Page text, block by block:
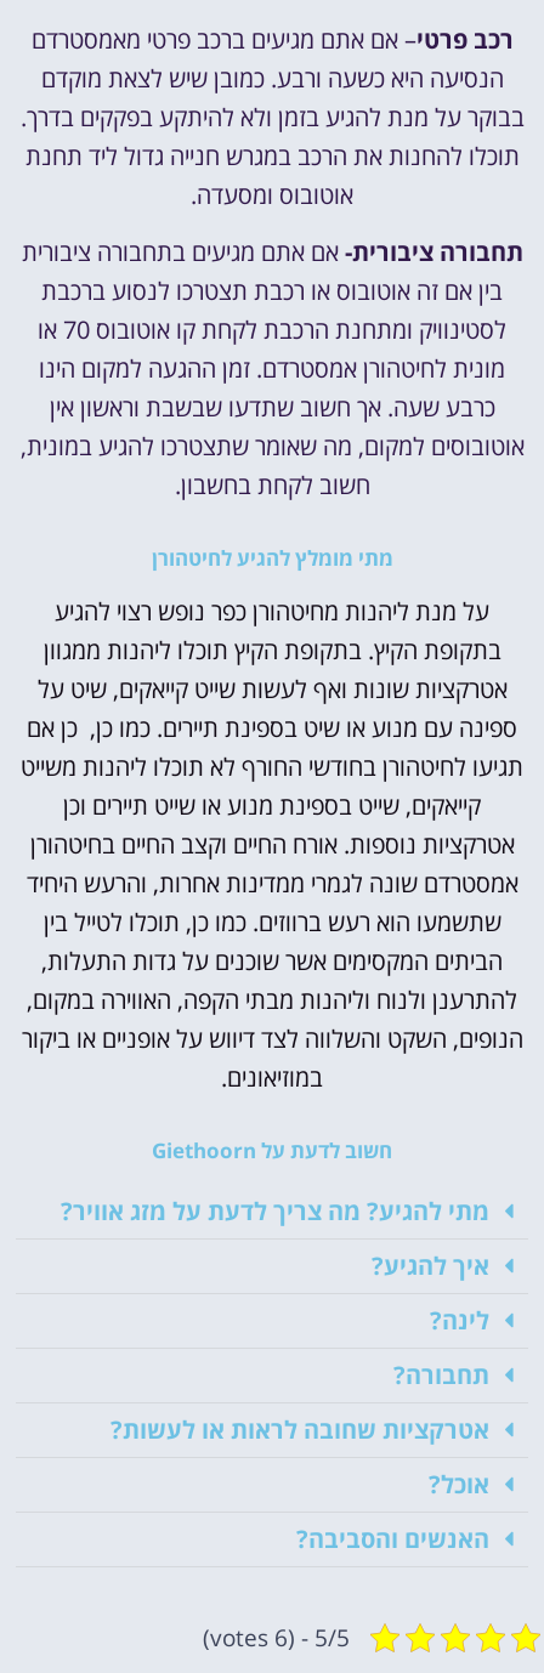
רכב פרטי– אם אתם מגיעים ברכב פרטי מאמסטרדם
הנסיעה היא כשעה ורבע. כמובן שיש לצאת מוקדם
בבוקר על מנת להגיע בזמן ולא להיתקע בפקקים בדרך.
תוכלו להחנות את הרכב במגרש חנייה גדול ליד תחנת
אוטובוס ומסעדה.
תחבורה ציבורית-אם אתם מגיעים בתחבורה ציבורית
בין אם זה אוטובוס או רכבת תצטרכו לנסוע ברכבת
לסטינוויק ומתחנת הרכבת לקחת קו אוטובוס 70 או
מונית לחיטהורן אמסטרדם. זמן ההגעה למקום הינו
כרבע שעה. אך חשוב שתדעו שבשבת וראשון אין
אוטובוסים למקום, מה שאומר שתצטרכו להגיע במונית,
חשוב לקחת בחשבון.
מתי מומלץ להגיע לחיטהורן
על מנת ליהנות מחיטהורן כפר נופש רצוי להגיע
בתקופת הקיץ. בתקופת הקיץ תוכלו ליהנות ממגוון
אטרקציות שונות ואף לעשות שייט קייאקים, שיט על
ספינה עם מנוע או שיט בספינת תיירים. כמו כן, כן אם
תגיעו לחיטהורן בחודשי החורף לא תוכלו ליהנות משייט
קייאקים, שייט בספינת מנוע או שייט תיירים וכן
אטרקציות נוספות. אורח החיים וקצב החיים בחיטהורן
אמסטרדם שונה לגמרי ממדינות אחרות, והרעש היחיד
שתשמעו הוא רעש ברווזים. כמו כן, תוכלו לטייל בין
הביתים המקסימים אשר שוכנים על גדות התעלות,
להתרענן ולנוח וליהנות מבתי הקפה, האווירה במקום,
הנופים, השקט והשלווה לצד דיווש על אופניים או ביקור
במוזיאונים.
חשוב לדעת על Giethoorn
מתי להגיע? מה צריך לדעת על מזג אוויר?
איך להגיע?
לינה?
תחבורה?
אטרקציות שחובה לראות או לעשות?
אוכל?
האנשים והסביבה?
5/5 - (6 votes)